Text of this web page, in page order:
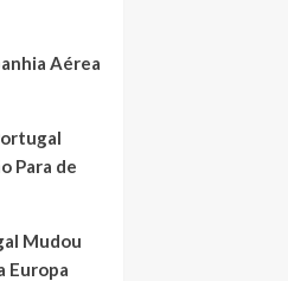
Aérea
Para de
Mudou
Europa